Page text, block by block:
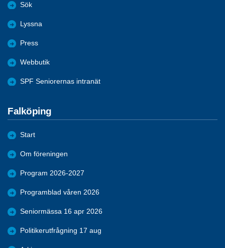
Sök
Lyssna
Press
Webbutik
SPF Seniorernas intranät
Falköping
Start
Om föreningen
Program 2026-2027
Programblad våren 2026
Seniormässa 16 apr 2026
Politikerutfrågning 17 aug